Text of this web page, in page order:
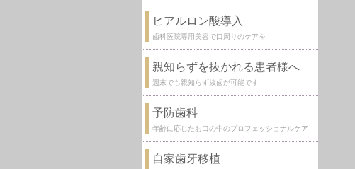
ヒアルロン酸導入
歯科医院専用美容で口周りのケアを
親知らずを抜かれる患者様へ
週末でも親知らず抜歯が可能です
予防歯科
年齢に応じたお口の中のプロフェッショナルケア
自家歯牙移植